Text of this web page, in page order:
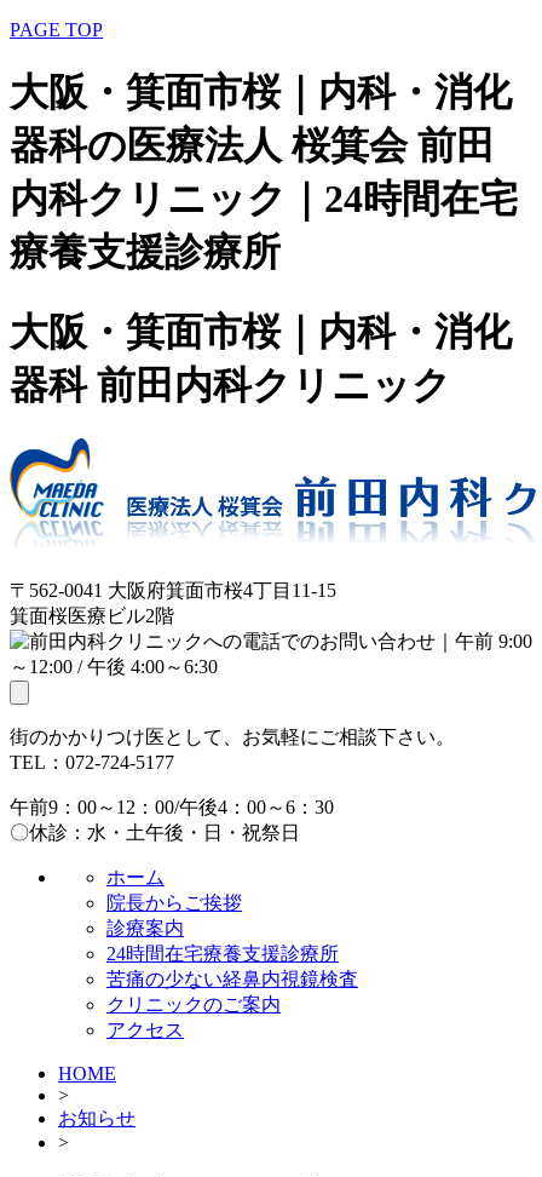
PAGE TOP
大阪・箕面市桜｜内科・消化
器科の医療法人 桜箕会 前田
内科クリニック｜24時間在宅
療養支援診療所
大阪・箕面市桜｜内科・消化
器科 前田内科クリニック
〒562-0041 大阪府箕面市桜4丁目11‐15
箕面桜医療ビル2階
navigation
街のかかりつけ医として、お気軽にご相談下さい。
TEL： 072-724-5177
午前9：00～12：00/午後4：00～6：30
〇休診：水・土午後・日・祝祭日
ホーム
院長からご挨拶
診療案内
24時間在宅療養支援診療所
苦痛の少ない経鼻内視鏡検査
クリニックのご案内
アクセス
HOME
>
お知らせ
>